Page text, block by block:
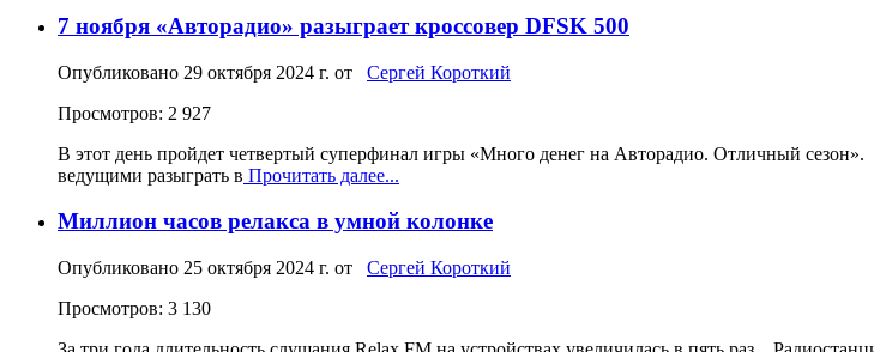
7 ноября «Авторадио» разыграет кроссовер DFSK 500
Опубликовано 29 октября 2024 г. от Сергей Короткий
Просмотров: 2 927
В этот день пройдет четвертый суперфинал игры «Много денег на Авторадио. Отличный
ведущими разыграть в Прочитать далее...
Миллион часов релакса в умной колонке
Опубликовано 25 октября 2024 г. от Сергей Короткий
Просмотров: 3 130